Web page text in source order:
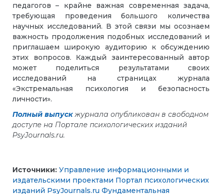
педагогов – крайне важная современная задача,
требующая проведения большого количества
научных исследований. В этой связи мы осознаем
важность продолжения подобных исследований и
приглашаем широкую аудиторию к обсуждению
этих вопросов. Каждый заинтересованный автор
может поделиться результатами своих
исследований на страницах журнала
«Экстремальная психология и безопасность
личности».
Полный выпускжурнала опубликован в свободном
доступе на Портале психологических изданий
PsyJournals.ru.
Источники: Управление информационными и
издательскими проектами Портал психологических
изданий PsyJournals.ru Фундаментальная